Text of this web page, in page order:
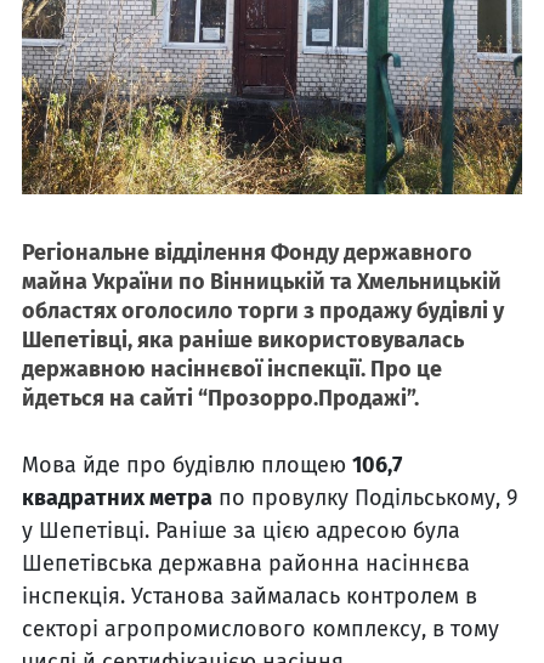
Регіональне відділення Фонду державного
майна України по Вінницькій та Хмельницькій
областях оголосило торги з продажу будівлі у
Шепетівці, яка раніше використовувалась
державною насіннєвої інспекції. Про це
йдеться на сайті “Прозорро.Продажі”.
Мова йде про будівлю площею 106,7
квадратних метра по провулку Подільському, 9
у Шепетівці. Раніше за цією адресою була
Шепетівська державна районна насіннєва
інспекція. Установа займалась контролем в
секторі агропромислового комплексу, в тому